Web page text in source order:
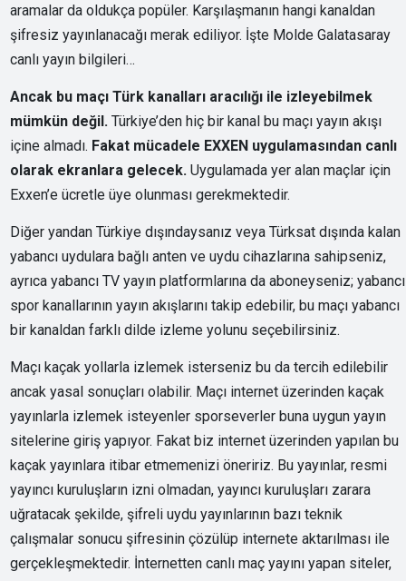
aramalar da oldukça popüler. Karşılaşmanın hangi kanaldan
şifresiz yayınlanacağı merak ediliyor. İşte Molde Galatasaray
canlı yayın bilgileri…
Ancak bu maçı Türk kanalları aracılığı ile izleyebilmek
mümkün değil. Türkiye’den hiç bir kanal bu maçı yayın akışı
içine almadı. Fakat mücadele EXXEN uygulamasından canlı
olarak ekranlara gelecek. Uygulamada yer alan maçlar için
Exxen’e ücretle üye olunması gerekmektedir.
Diğer yandan Türkiye dışındaysanız veya Türksat dışında kalan
yabancı uydulara bağlı anten ve uydu cihazlarına sahipseniz,
ayrıca yabancı TV yayın platformlarına da aboneyseniz; yabancı
spor kanallarının yayın akışlarını takip edebilir, bu maçı yabancı
bir kanaldan farklı dilde izleme yolunu seçebilirsiniz.
Maçı kaçak yollarla izlemek isterseniz bu da tercih edilebilir
ancak yasal sonuçları olabilir. Maçı internet üzerinden kaçak
yayınlarla izlemek isteyenler sporseverler buna uygun yayın
sitelerine giriş yapıyor. Fakat biz internet üzerinden yapılan bu
kaçak yayınlara itibar etmemenizi öneririz. Bu yayınlar, resmi
yayıncı kuruluşların izni olmadan, yayıncı kuruluşları zarara
uğratacak şekilde, şifreli uydu yayınlarının bazı teknik
çalışmalar sonucu şifresinin çözülüp internete aktarılması ile
gerçekleşmektedir. İnternetten canlı maç yayını yapan siteler,